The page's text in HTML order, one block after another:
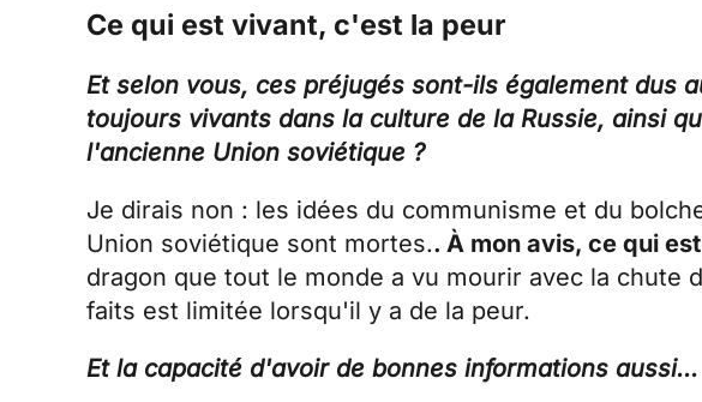
Ce qui est vivant, c'est la peur
Et selon vous, ces préjugés sont-ils également dus
toujours vivants dans la culture de la Russie, ainsi
l'ancienne Union soviétique ?
Je dirais non : les idées du communisme et du
Union soviétique sont mortes.. À mon avis, ce qui
dragon que tout le monde a vu mourir avec la chute
faits est limitée lorsqu'il y a de la peur.
Et la capacité d'avoir de bonnes informations aussi...